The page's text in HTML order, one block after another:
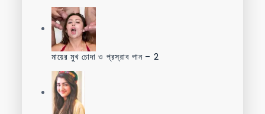
মায়ের মুখ চোদা ও প্রস্রাব পান – 2